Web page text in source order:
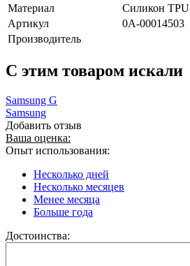
Материал
Силикон TPU
Артикул
0А-00014503
Производитель
C этим товаром искали
Samsung G
Samsung
Добавить отзыв
Ваша оценка:
Опыт использования:
Несколько дней
Несколько месяцев
Менее месяца
Больше года
Достоинства: